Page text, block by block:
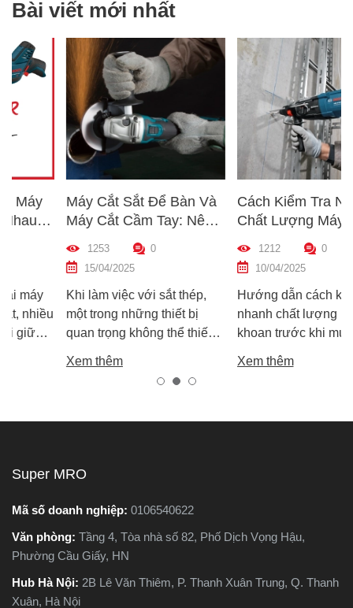
Bài viết mới nhất
Máy Cắt Sắt Để Bàn Và
Máy Cắt Cầm Tay: Nên
Chọn Loại Nào Phù Hợp
0
15/04/2025
Khi làm việc với sắt thép,
một trong những thiết bị
quan trọng không thể thiếu
nhiên, trên thị trường hiện
nay có hai dòng phổ biến là
bài viết này, Super MRO sẽ
giúp bạn hiểu rõ sự khác
điểm và tư vấn chọn lựa
loại máy phù hợp nhất với
nhu cầu sử dụng thực tế.
Xem thêm
Cách Kiểm Tra Nhanh
Chất Lượng Máy Khoan
Trước Khi Mua – Hướng
Dẫn Chi Tiết Cho Người
0
10/04/2025
Hướng dẫn cách kiểm tra
nhanh chất lượng máy
khoan trước khi mua – giúp
tốt, bền, hoạt động ổn định,
tránh hàng giả, hàng kém
Xem thêm
Super MRO
Mã số doanh nghiệp: 0106540622
Văn phòng: Tầng 4, Tòa nhà số 82, Phố Dịch Vọng Hậu,
Phường Cầu Giấy, HN
Hub Hà Nội: 2B Lê Văn Thiêm, P. Thanh Xuân Trung, Q. Thanh
Xuân, Hà Nội